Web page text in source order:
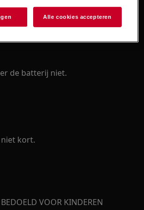
de batterij niet.
kort.
VOOR KINDEREN
Alle cookies accepteren